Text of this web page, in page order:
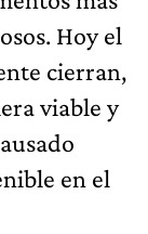
Hoy el
cierran,
viable y
en el